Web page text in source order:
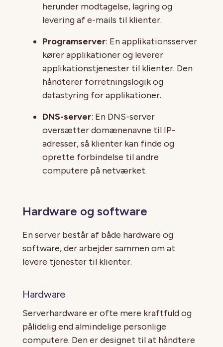
herunder modtagelse, lagring og
levering af e-mails til klienter.
Programserver: En applikationsserver
kører applikationer og leverer
applikationstjenester til klienter. Den
håndterer forretningslogik og
datastyring for applikationer.
DNS-server: En DNS-server
oversætter domænenavne til IP-
adresser, så klienter kan finde og
oprette forbindelse til andre
computere på netværket.
Hardware og software
En server består af både hardware og
software, der arbejder sammen om at
levere tjenester til klienter.
Hardware
Serverhardware er ofte mere kraftfuld og
pålidelig end almindelige personlige
computere. Den er designet til at håndtere